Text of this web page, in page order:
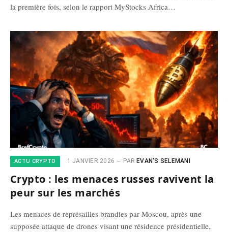
la première fois, selon le rapport MyStocks Africa…
ACTU CRYPTO 1 JANVIER 2026 PAR EVAN'S SELEMANI
Crypto : les menaces russes ravivent la
peur sur les marchés
Les menaces de représailles brandies par Moscou, après une
supposée attaque de drones visant une résidence présidentielle,